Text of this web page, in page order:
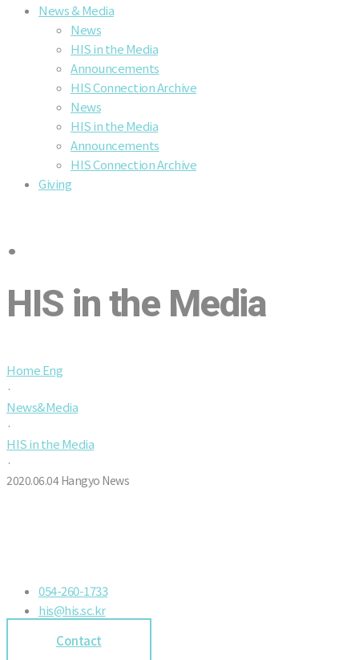
News & Media
News
HIS in the Media
Announcements
HIS Connection Archive
News
HIS in the Media
Announcements
HIS Connection Archive
Giving
·
HIS in the Media
Home Eng
·
News&Media
·
HIS in the Media
·
2020.06.04 Hangyo News
054-260-1733
his@his.sc.kr
Contact